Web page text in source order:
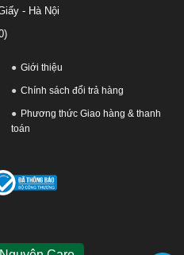
- Hà Nội
Giới thiệu
Chính sách đổi trả hàng
Phương thức Giao hàng & thanh
toán